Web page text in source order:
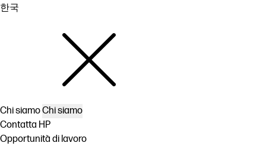
한국
Chi siamoChi siamo
Contatta HP
Opportunità di lavoro